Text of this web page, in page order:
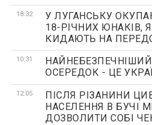
18:32
У ЛУГАНСЬКУ
18-РІЧНИХ ЮНАКІВ,
КИДАЮТЬ НА
10:31
ОСЕРЕДОК - ЦЕ
12:05
ПІСЛЯ РІЗАНИНИ
НАСЕЛЕННЯ В БУЧІ
ДОЗВОЛИТИ СОБІ